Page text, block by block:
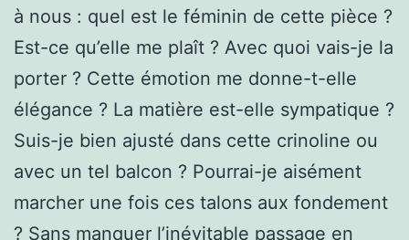
à nous : quel est le féminin de cette pièce ?
Est-ce qu’elle me plaît ? Avec quoi vais-je la
porter ? Cette émotion me donne-t-elle
élégance ? La matière est-elle sympatique ?
Suis-je bien ajusté dans cette crinoline ou
avec un tel balcon ? Pourrai-je aisément
marcher une fois ces talons aux fondement
? Sans manquer l’inévitable passage en